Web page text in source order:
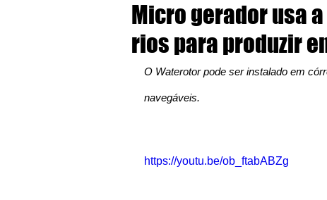
Micro gerador usa
rios para produzir
O Waterotor pode ser instalado em
navegáveis.
https://youtu.be/ob_ftabABZg